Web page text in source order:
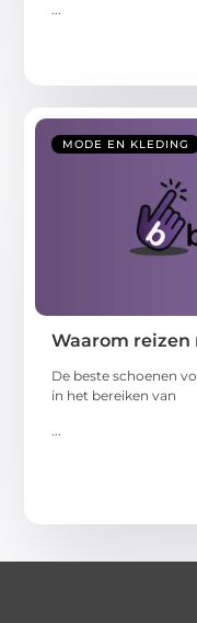
...
MODE EN KLEDING
Waarom
De beste schoenen
in het bereiken van
...